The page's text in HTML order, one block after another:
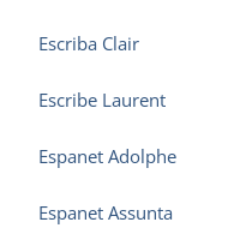
Escriba Clair
Escribe Laurent
Espanet Adolphe
Espanet Assunta